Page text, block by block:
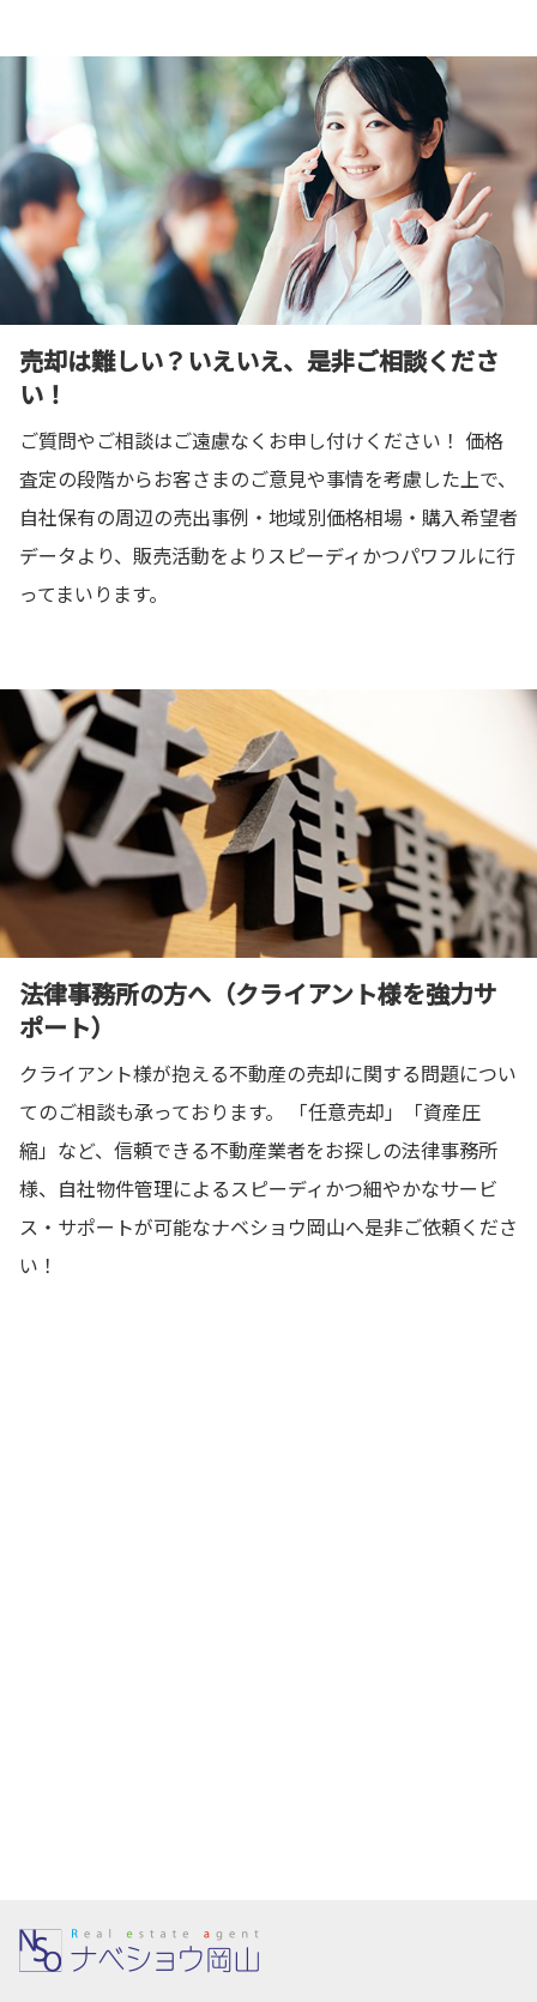
売却は難しい？いえいえ、是非ご相談くださ
い！
ご質問やご相談はご遠慮なくお申し付けください！ 価格
査定の段階からお客さまのご意見や事情を考慮した上で、
自社保有の周辺の売出事例・地域別価格相場・購入希望者
データより、販売活動をよりスピーディかつパワフルに行
ってまいります。
法律事務所の方へ（クライアント様を強力サ
ポート）
クライアント様が抱える不動産の売却に関する問題につい
てのご相談も承っております。 「任意売却」「資産圧
縮」など、信頼できる不動産業者をお探しの法律事務所
様、自社物件管理によるスピーディかつ細やかなサービ
ス・サポートが可能なナベショウ岡山へ是非ご依頼くださ
い！